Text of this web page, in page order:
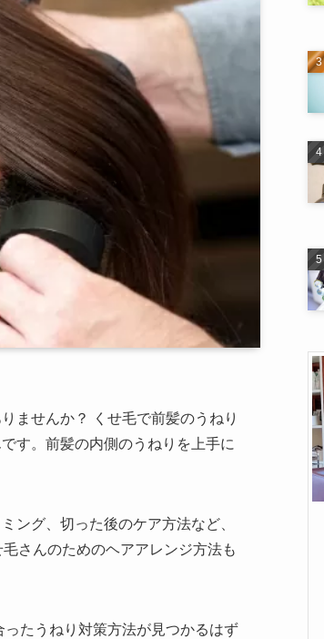
ませんか？ くせ毛で前髪のうねり
す。前髪の内側のうねりを上手に
ング、切った後のケア方法など、
さんのためのヘアアレンジ方法も
たうねり対策方法が見つかるはず